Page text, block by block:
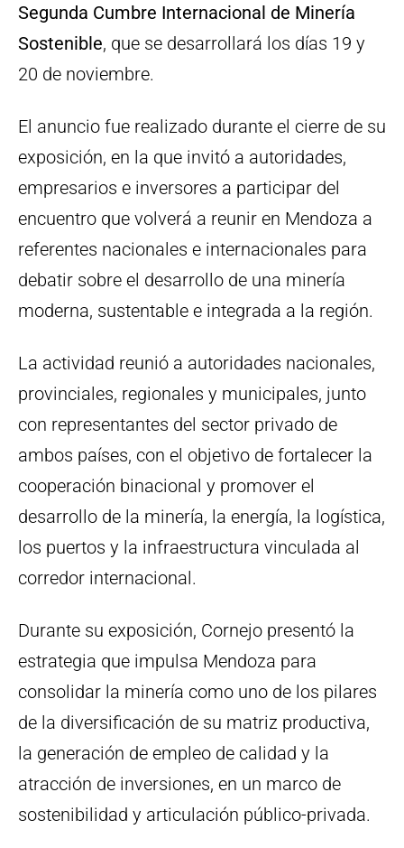
Segunda Cumbre Internacional de Minería
Sostenible, que se desarrollará los días 19 y
20 de noviembre.
El anuncio fue realizado durante el cierre de su
exposición, en la que invitó a autoridades,
empresarios e inversores a participar del
encuentro que volverá a reunir en Mendoza a
referentes nacionales e internacionales para
debatir sobre el desarrollo de una minería
moderna, sustentable e integrada a la región.
La actividad reunió a autoridades nacionales,
provinciales, regionales y municipales, junto
con representantes del sector privado de
ambos países, con el objetivo de fortalecer la
cooperación binacional y promover el
desarrollo de la minería, la energía, la logística,
los puertos y la infraestructura vinculada al
corredor internacional.
Durante su exposición, Cornejo presentó la
estrategia que impulsa Mendoza para
consolidar la minería como uno de los pilares
de la diversificación de su matriz productiva,
la generación de empleo de calidad y la
atracción de inversiones, en un marco de
sostenibilidad y articulación público-privada.